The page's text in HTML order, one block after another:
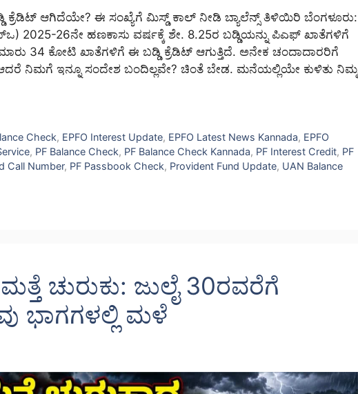
ಕ್ರೆಡಿಟ್ ಆಗಿದೆಯೇ? ಈ ಸಂಖ್ಯೆಗೆ ಮಿಸ್ಡ್ ಕಾಲ್ ನೀಡಿ ಬ್ಯಾಲೆನ್ಸ್ ತಿಳಿಯಿರಿ ಬೆಂಗಳೂರು:
2025-26ನೇ ಹಣಕಾಸು ವರ್ಷಕ್ಕೆ ಶೇ. 8.25ರ ಬಡ್ಡಿಯನ್ನು ಪಿಎಫ್ ಖಾತೆಗಳಿಗೆ
34 ಕೋಟಿ ಖಾತೆಗಳಿಗೆ ಈ ಬಡ್ಡಿ ಕ್ರೆಡಿಟ್ ಆಗುತ್ತಿದೆ. ಅನೇಕ ಚಂದಾದಾರರಿಗೆ
ನಿಮಗೆ ಇನ್ನೂ ಸಂದೇಶ ಬಂದಿಲ್ಲವೇ? ಚಿಂತೆ ಬೇಡ. ಮನೆಯಲ್ಲಿಯೇ ಕುಳಿತು ನಿಮ್ಮ
Check, EPFO Interest Update, EPFO Latest News Kannada, EPFO
, PF Balance Check, PF Balance Check Kannada, PF Interest Credit, PF
Call Number, PF Passbook Check, Provident Fund Update, UAN Balance
ಚುರುಕು: ಜುಲೈ 30ರವರೆಗೆ
ಭಾಗಗಳಲ್ಲಿ ಮಳೆ